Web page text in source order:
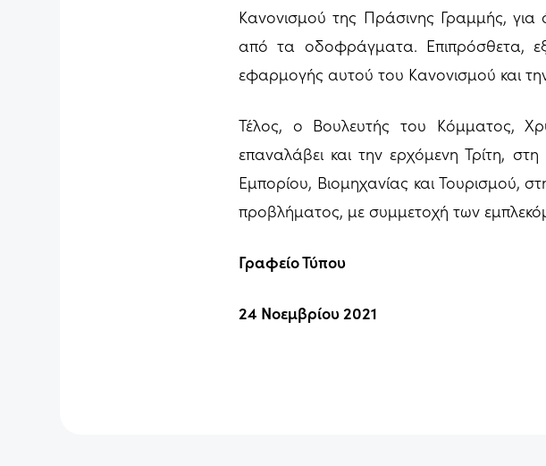
Κανονισμού της Πράσινης Γραμμής, για
από τα οδοφράγματα. Επιπρόσθετα,
εφαρμογής αυτού του Κανονισμού και
Τέλος, ο Βουλευτής του Κόμματος,
επαναλάβει και την ερχόμενη Τρίτη,
Εμπορίου, Βιομηχανίας και Τουρισμού,
προβλήματος, με συμμετοχή των
Γραφείο Τύπου
24 Νοεμβρίου 2021